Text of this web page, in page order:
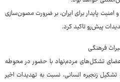
و امنیت پایدار برای ایران، بر ضرورت مصون‌سازی
پیش‌رو تاکید کرد.
فرهنگی
تشکل‌های مردم‌نهاد با حضور در محوطه
زنجیره انسانی، نسبت به تهدیدات اخیر